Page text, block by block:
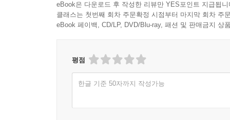
eBook은 다운로드 후 작성한 리뷰만 YES포인트 지급됩니
클래스는 첫번째 회차 주문확정 시점부터 마지막 회차 주
eBook 페이백, CD/LP, DVD/Blu-ray, 패션 및 판매금지 상
평점
한글 기준 50자까지 작성가능